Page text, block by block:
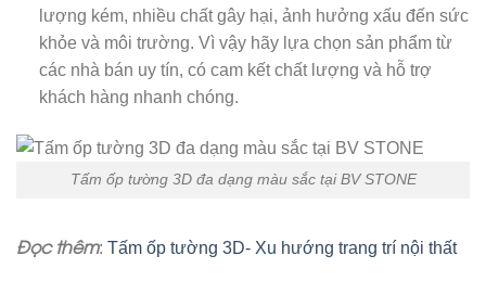
lượng kém, nhiều chất gây hại, ảnh hưởng xấu đến sức
khỏe và môi trường. Vì vậy hãy lựa chọn sản phẩm từ
các nhà bán uy tín, có cam kết chất lượng và hỗ trợ
khách hàng nhanh chóng.
Tấm ốp tường 3D đa dạng màu sắc tại BV STONE
Đọc thêm: Tấm ốp tường 3D- Xu hướng trang trí nội thất